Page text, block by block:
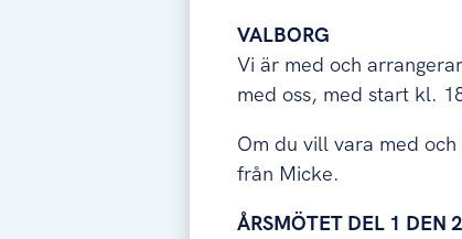
VALBORG
Vi är med och
med oss, med start kl.
Om du vill vara med
från Micke.
ÅRSMÖTET DEL 1 DEN